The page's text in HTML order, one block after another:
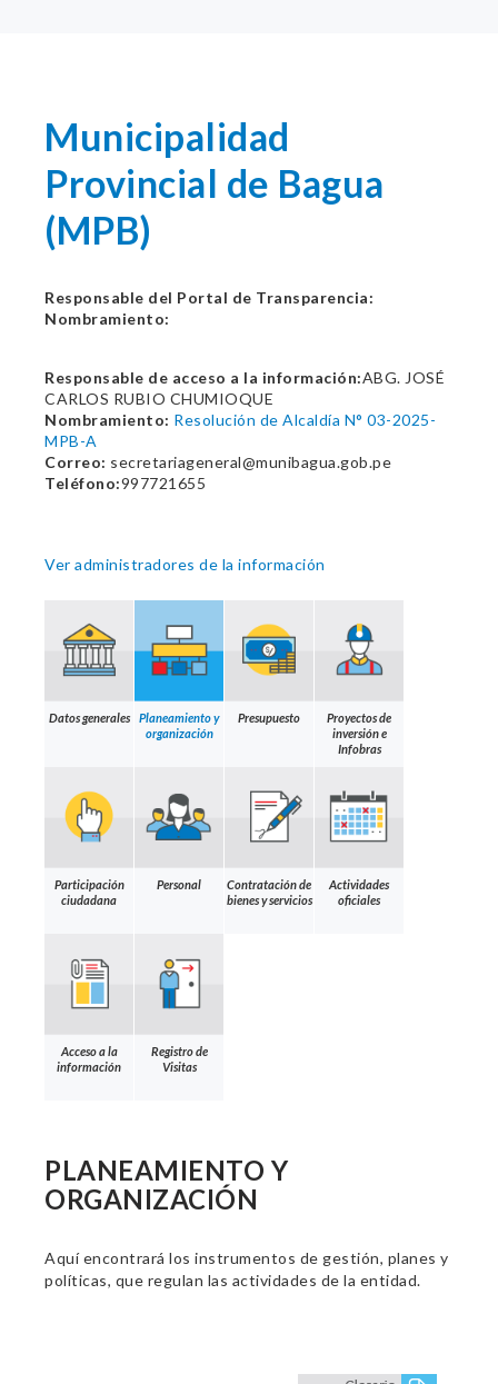
Municipalidad
Provincial de Bagua
(MPB)
Responsable del Portal de Transparencia:
Nombramiento:
Responsable de acceso a la información:ABG. JOSÉ
CARLOS RUBIO CHUMIOQUE
Nombramiento: Resolución de Alcaldía N° 03-2025-
MPB-A
Correo: secretariageneral@munibagua.gob.pe
Teléfono:997721655
Ver administradores de la información
Datos generales
Planeamiento y
organización
Presupuesto
Proyectos de
inversión e
Infobras
Participación
ciudadana
Personal
Contratación de
bienes y servicios
Actividades
oficiales
Acceso a la
información
Registro de
Visitas
PLANEAMIENTO Y
ORGANIZACIÓN
Aquí encontrará los instrumentos de gestión, planes y
políticas, que regulan las actividades de la entidad.